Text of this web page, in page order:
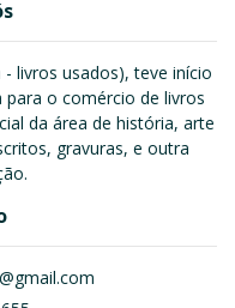
livros usados), teve início
para o comércio de livros
da área de história, arte
gravuras, e outra